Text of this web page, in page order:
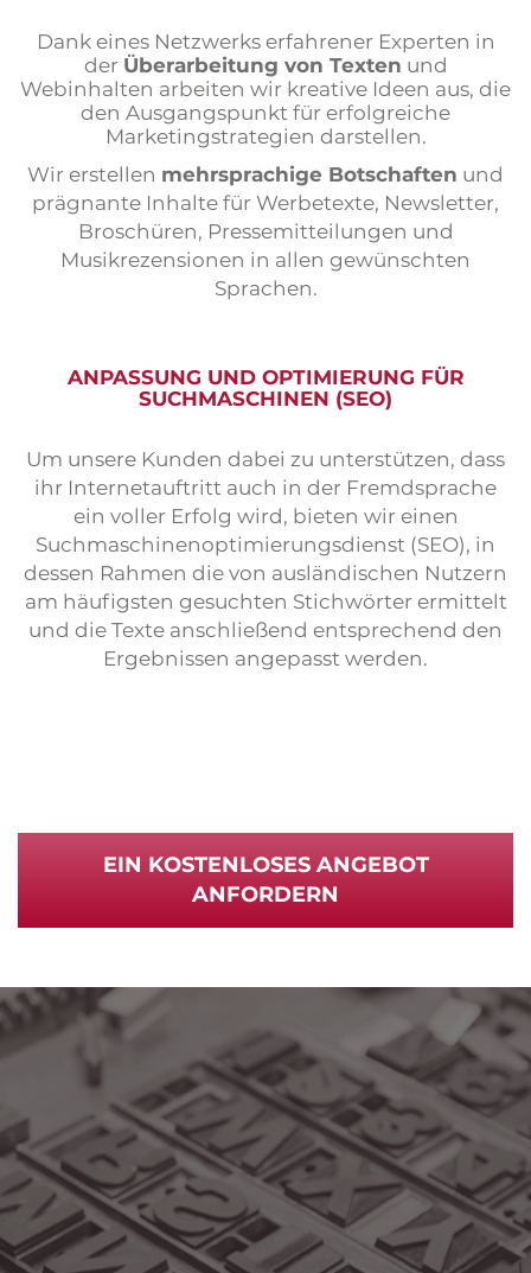
Dank eines Netzwerks erfahrener Experten in
der Überarbeitung von Texten und
Webinhalten arbeiten wir kreative Ideen aus, die
den Ausgangspunkt für erfolgreiche
Marketingstrategien darstellen.
Wir erstellen mehrsprachige Botschaften und
prägnante Inhalte für Werbetexte, Newsletter,
Broschüren, Pressemitteilungen und
Musikrezensionen in allen gewünschten
Sprachen.
ANPASSUNG UND OPTIMIERUNG FÜR
SUCHMASCHINEN (SEO)
Um unsere Kunden dabei zu unterstützen, dass
ihr Internetauftritt auch in der Fremdsprache
ein voller Erfolg wird, bieten wir einen
Suchmaschinenoptimierungsdienst (SEO), in
dessen Rahmen die von ausländischen Nutzern
am häufigsten gesuchten Stichwörter ermittelt
und die Texte anschließend entsprechend den
Ergebnissen angepasst werden.
EIN KOSTENLOSES ANGEBOT
ANFORDERN